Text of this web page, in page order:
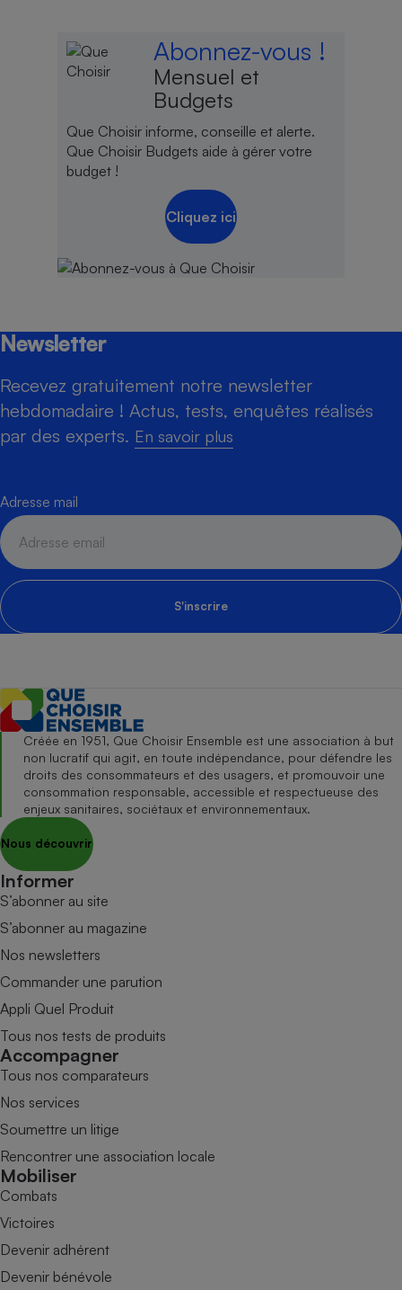
Abonnez-vous !
Mensuel et
Budgets
Que Choisir informe, conseille et alerte.
Que Choisir Budgets aide à gérer votre
budget !
Cliquez ici
Newsletter
Recevez gratuitement notre newsletter
hebdomadaire ! Actus, tests, enquêtes réalisés
par des experts. En savoir plus
Adresse mail
S'inscrire
Créée en 1951, Que Choisir Ensemble est une association à but
non lucratif qui agit, en toute indépendance, pour défendre les
droits des consommateurs et des usagers, et promouvoir une
consommation responsable, accessible et respectueuse des
enjeux sanitaires, sociétaux et environnementaux.
Nous découvrir
Informer
S’abonner au site
S’abonner au magazine
Nos newsletters
Commander une parution
Appli Quel Produit
Tous nos tests de produits
Accompagner
Tous nos comparateurs
Nos services
Soumettre un litige
Rencontrer une association locale
Mobiliser
Combats
Victoires
Devenir adhérent
Devenir bénévole